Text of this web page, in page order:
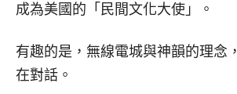
成為美國的「民間文化大使」。
有趣的是，無線電城與神韻的理念
在對話。